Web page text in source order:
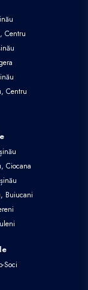
Centru
Centru
Ciocana
Buiucani
Soci